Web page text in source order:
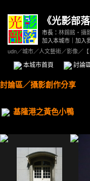
《光影部
市長： 林錫銘‧攝
加入本城市
加入
udn／城市／人文藝術／影像 ／
本城市首頁 討論
討論區／攝影創作分享
基隆港之黃色小鴨